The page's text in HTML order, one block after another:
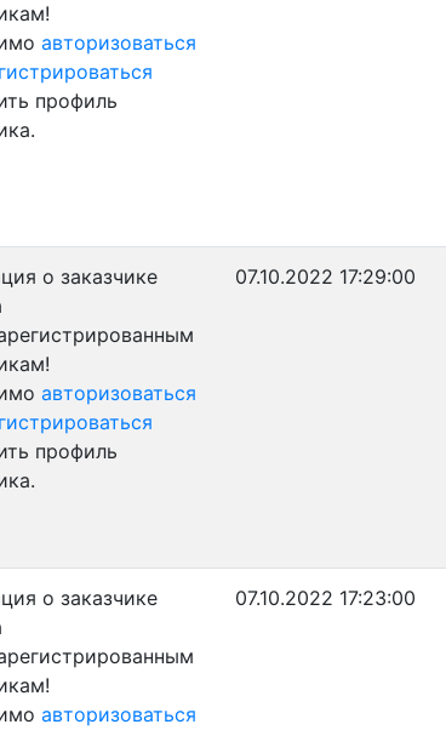
авторизоваться
профиль
о заказчике
авторизоваться
профиль
07.10.2022 17:29:00
о заказчике
авторизоваться
07.10.2022 17:23:00